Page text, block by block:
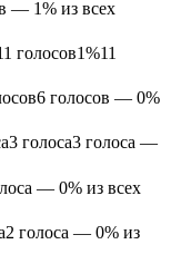
— 1% из всех
голосов1%11
6 голосов — 0%
3 голоса3 голоса —
— 0% из всех
2 голоса — 0% из